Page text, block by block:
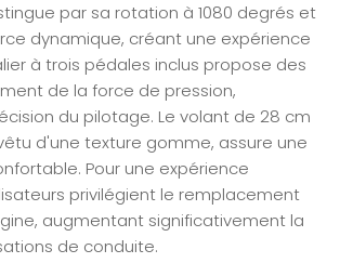
par sa rotation à 1080 degrés et
dynamique, créant une expérience
à trois pédales inclus propose des
de la force de pression,
du pilotage. Le volant de 28 cm
d'une texture gomme, assure une
Pour une expérience
privilégient le remplacement
augmentant significativement la
de conduite.